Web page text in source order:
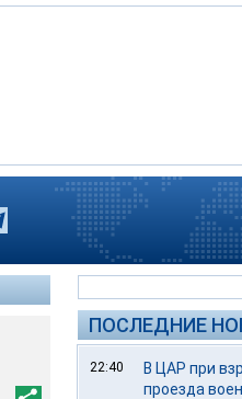
ПОСЛЕДНИЕ
22:40
В ЦАР при
проезда